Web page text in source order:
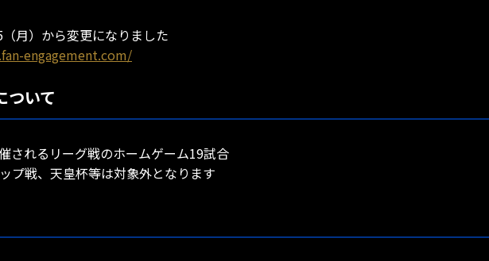
月）から変更になりました
engagement.com/
ついて
されるリーグ戦のホームゲーム19試合
プ戦、天皇杯等は対象外となります